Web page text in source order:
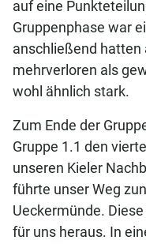
auf eine
Gruppenphase war
anschließend hatten
mehrverloren als
wohl ähnlich stark.
Zum Ende der
Gruppe 1.1 den
unseren Kieler
führte unser Weg
Ueckermünde.
für uns heraus. In